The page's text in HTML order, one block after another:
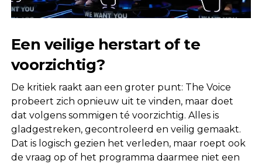
Een veilige herstart of te
voorzichtig?
De kritiek raakt aan een groter punt: The Voice
probeert zich opnieuw uit te vinden, maar doet
dat volgens sommigen té voorzichtig. Alles is
gladgestreken, gecontroleerd en veilig gemaakt.
Dat is logisch gezien het verleden, maar roept ook
de vraag op of het programma daarmee niet een